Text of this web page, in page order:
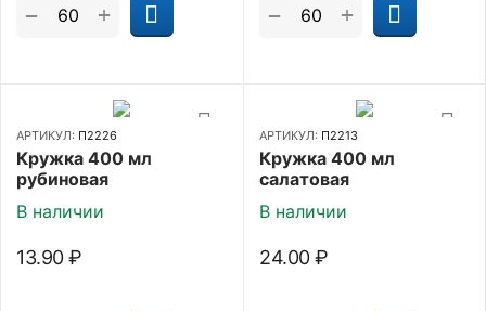
+
− +
−
АРТИКУЛ: П2226
Кружка 400 мл
рубиновая
В наличии
13.90 ₽
АРТИКУЛ: П2213
Кружка 400 мл
салатовая
В наличии
24.00 ₽